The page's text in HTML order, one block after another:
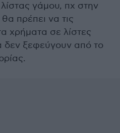
γάμου, πχ στην
πρέπει να τις
χρήματα σε λίστες
δεν ξεφεύγουν από το